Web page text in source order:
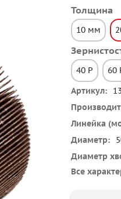
Толщина
10 мм
40 P 60
Артикул
Линейка
Диаметр
Диаметр
Все